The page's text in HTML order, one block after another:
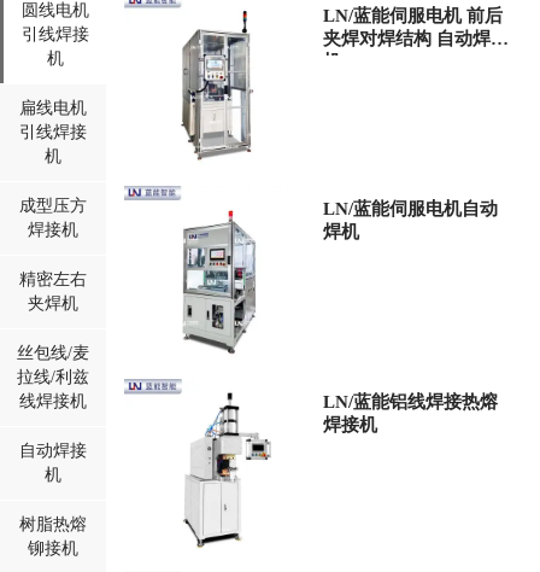
圆线电机
引线焊接
机
扁线电机
引线焊接
机
成型压方
焊接机
精密左右
夹焊机
丝包线/麦
拉线/利兹
线焊接机
自动焊接
机
树脂热熔
铆接机
LN/蓝能伺服电机 前后
夹焊对焊结构 自动焊接
机
LN/蓝能伺服电机自动
焊机
LN/蓝能铝线焊接热熔
焊接机